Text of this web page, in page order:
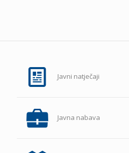
Javni natječaji
Javna nabava